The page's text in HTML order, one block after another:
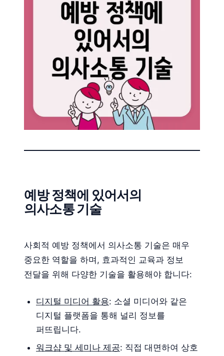
예방 정책에 있어서의
의사소통 기술
사회적 예방 정책에서 의사소통 기술은 매우
중요한 역할을 하며, 효과적인 교육과 정보
전달을 위해 다양한 기술을 활용해야 합니다:
디지털 미디어 활용: 소셜 미디어와 같은
디지털 플랫폼을 통해 널리 정보를
퍼뜨립니다.
워크샵 및 세미나 제공: 직접 대면하여 상호